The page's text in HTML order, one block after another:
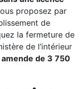
proposez par
de
la fermeture de
de l’intérieur
amende de 3 750